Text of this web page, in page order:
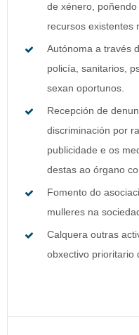
de xénero,
recursos existentes
Autónoma a través
policía, sanitarios,
sexan oportunos.
Recepción de
discriminación por
publicidade e os
destas ao órgano
Fomento do
mulleres na
Calquera outras
obxectivo prioritario